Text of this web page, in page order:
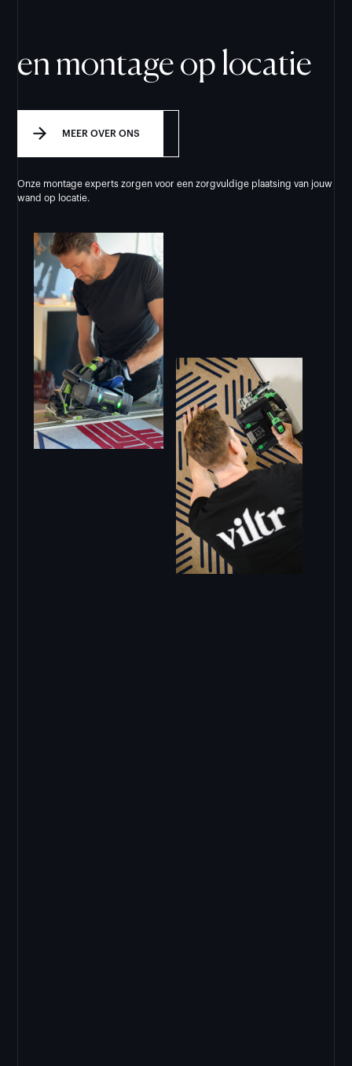
Onze montage experts zorgen voor een zorgvuldige plaatsing van jouw
wand op locatie.
en montage op locatie
MEER OVER ONS